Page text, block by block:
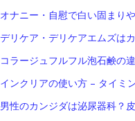
オナニー・自慰で白い固まり
デリケア・デリケアエムズは
コラージュフルフル泡石鹸の
インクリアの使い方 – タイミ
男性のカンジダは泌尿器科？